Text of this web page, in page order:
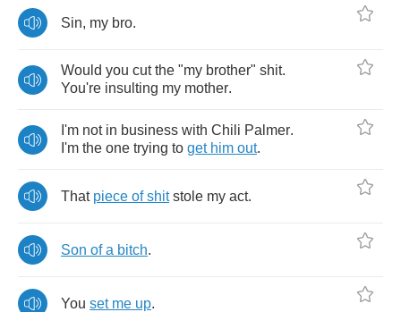
Sin, my bro.
Would you cut the "my brother" shit.
You're insulting my mother.
I'm not in business with Chili Palmer.
I'm the one trying to get him out.
That piece of shit stole my act.
Son of a bitch.
You set me up.